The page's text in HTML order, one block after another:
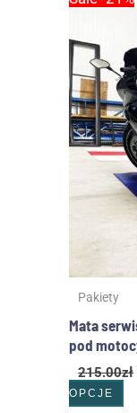
Pakiety
Mata
pod
215.00zł
OPCJE